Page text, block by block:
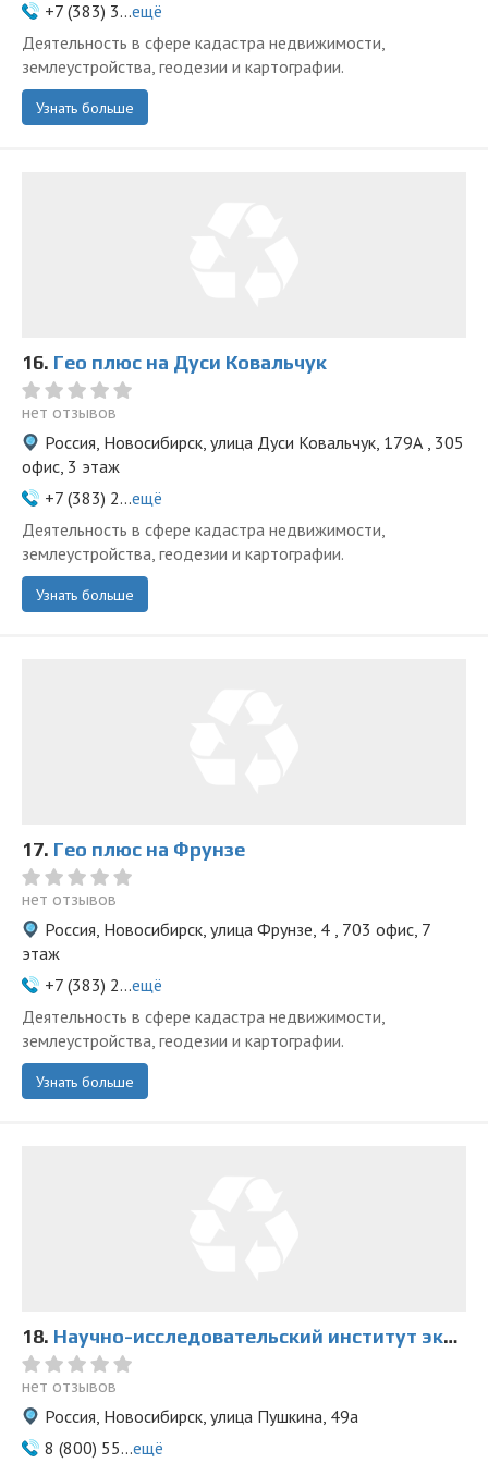
+7 (383) 3...ещё
Деятельность в сфере кадастра недвижимости,
землеустройства, геодезии и картографии.
Узнать больше
16. Гео плюс на Дуси Ковальчук
нет отзывов
Россия, Новосибирск, улица Дуси Ковальчук, 179А , 305
офис, 3 этаж
+7 (383) 2...ещё
Деятельность в сфере кадастра недвижимости,
землеустройства, геодезии и картографии.
Узнать больше
17. Гео плюс на Фрунзе
нет отзывов
Россия, Новосибирск, улица Фрунзе, 4 , 703 офис, 7
этаж
+7 (383) 2...ещё
Деятельность в сфере кадастра недвижимости,
землеустройства, геодезии и картографии.
Узнать больше
18. Научно-исследовательский институт экспертиз в Новосибирске
нет отзывов
Россия, Новосибирск, улица Пушкина, 49а
8 (800) 55...ещё